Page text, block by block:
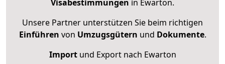
Visabestimmungen in Ewarton.
Unsere Partner unterstützen Sie beim richtigen
Einführen von Umzugsgütern und Dokumente.
Importund Export nach Ewarton